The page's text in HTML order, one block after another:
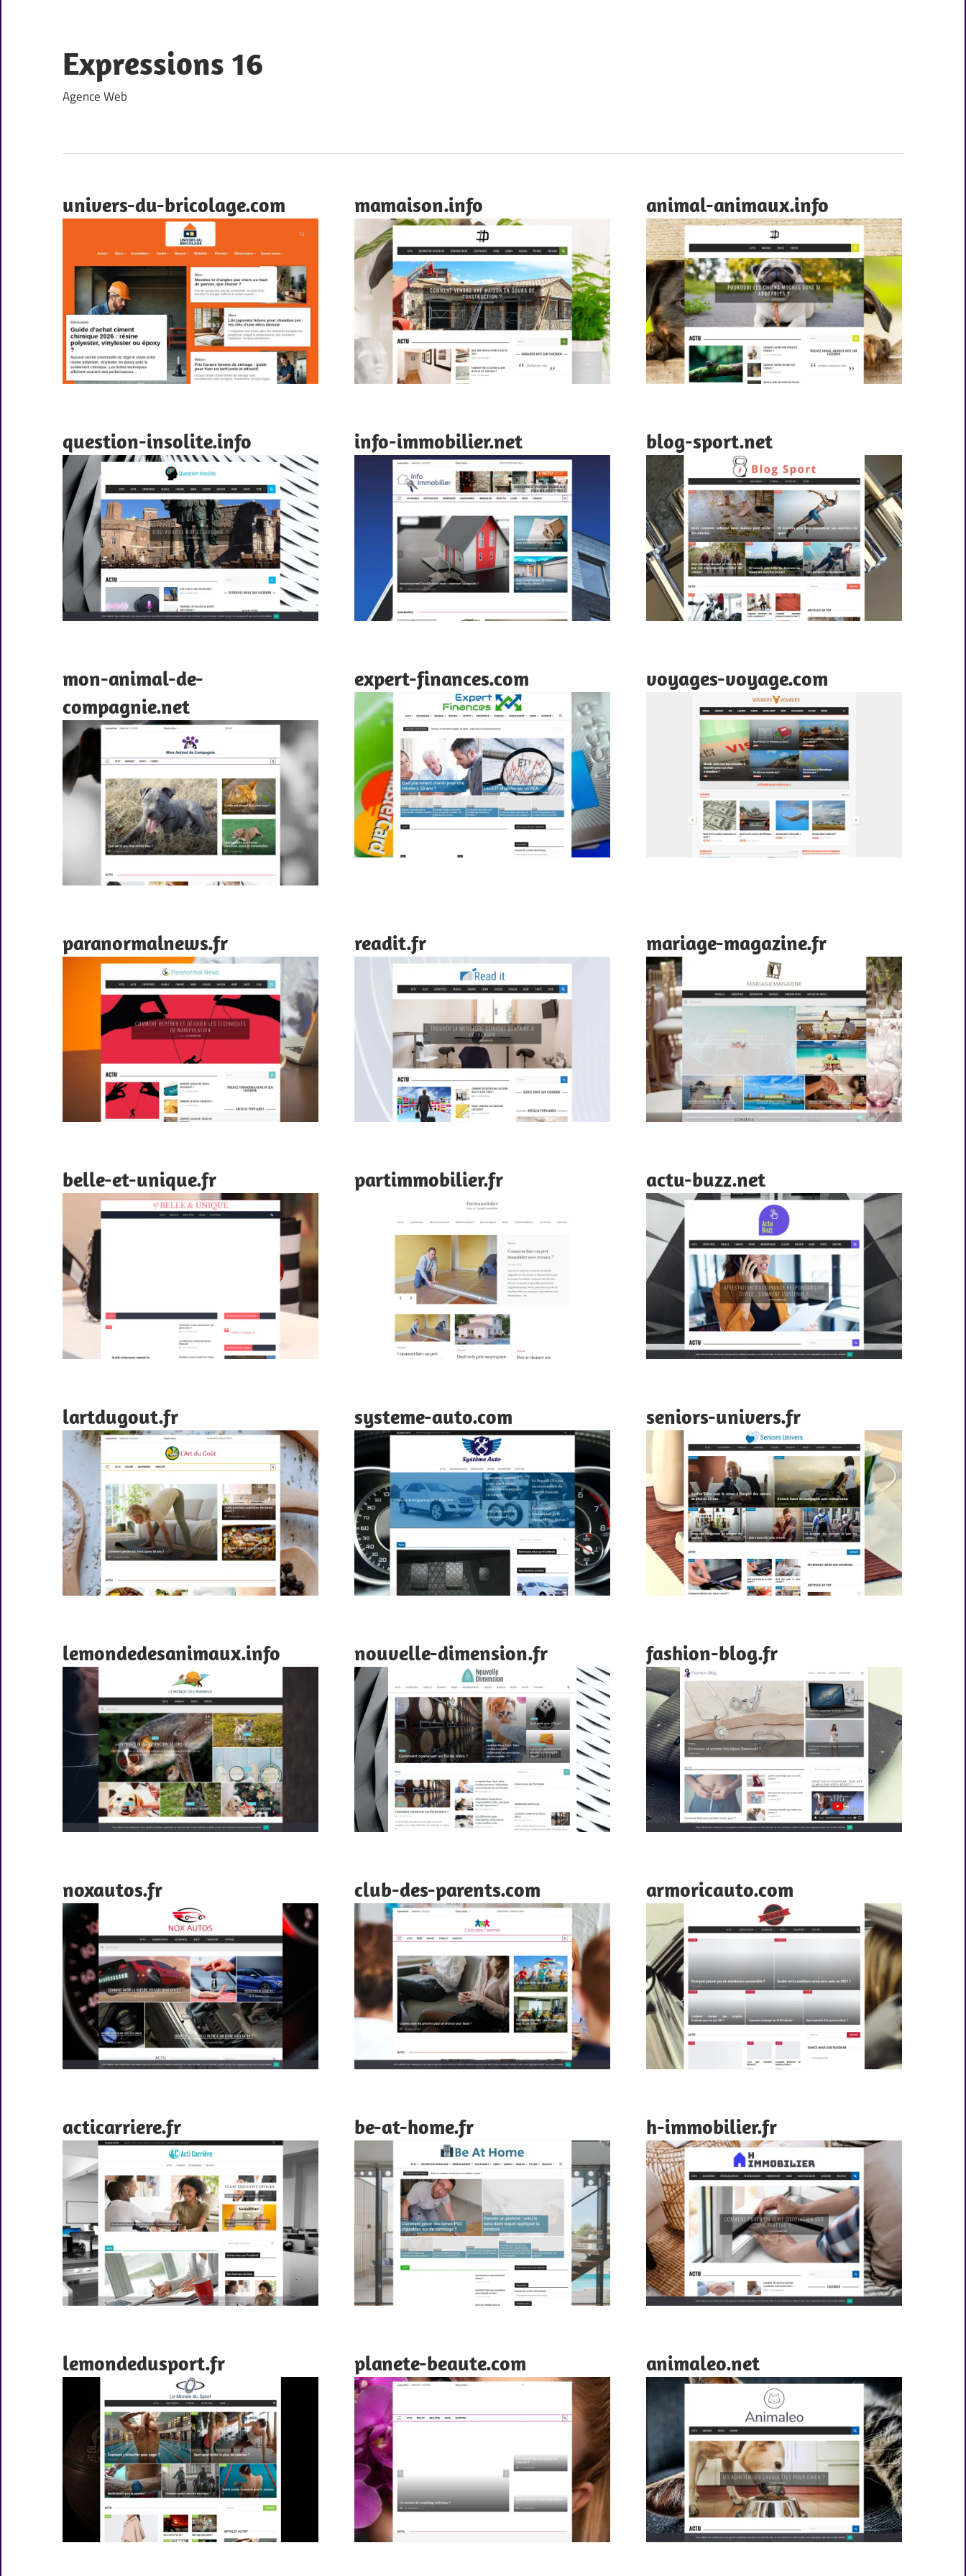
content
Expressions 16
Agence Web
univers-du-bricolage.com mamaison.info animal-animaux.info
question-insolite.info info-immobilier.net blog-sport.net
mon-animal-de-
compagnie.net
expert-finances.com voyages-voyage.com
paranormalnews.fr readit.fr mariage-magazine.fr
belle-et-unique.fr partimmobilier.fr actu-buzz.net
lartdugout.fr systeme-auto.com seniors-univers.fr
lemondedesanimaux.info nouvelle-dimension.fr fashion-blog.fr
noxautos.fr club-des-parents.com armoricauto.com
acticarriere.fr be-at-home.fr h-immobilier.fr
lemondedusport.fr planete-beaute.com animaleo.net